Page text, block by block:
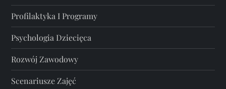
Profilaktyka I Programy
Psychologia Dziecięca
Rozwój Zawodowy
Scenariusze Zajęć